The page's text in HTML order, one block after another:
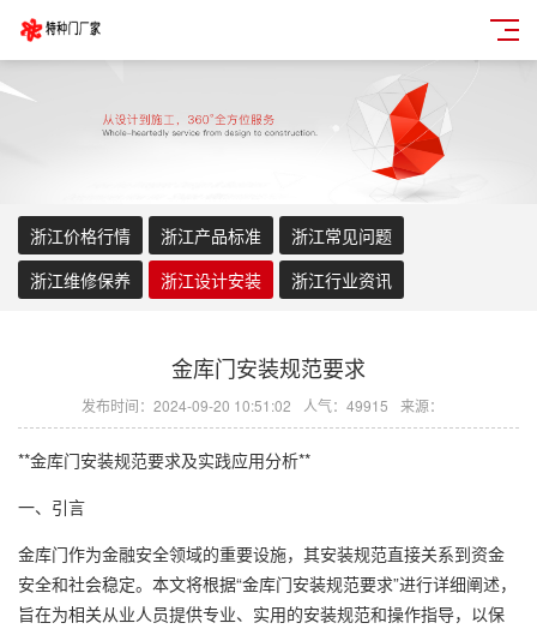
浙江价格行情 浙江产品标准
浙江常见问题
浙江维修保养
浙江设计安装 浙江行业资讯
金库门安装规范要求
发布时间：2024-09-20 10:51:02 人气：49915 来源：
**金库门安装规范要求及实践应用分析**
一、引言
金库门作为金融安全领域的重要设施，其安装规范直接关系到资金
安全和社会稳定。本文将根据“金库门安装规范要求”进行详细阐述，
旨在为相关从业人员提供专业、实用的安装规范和操作指导，以保